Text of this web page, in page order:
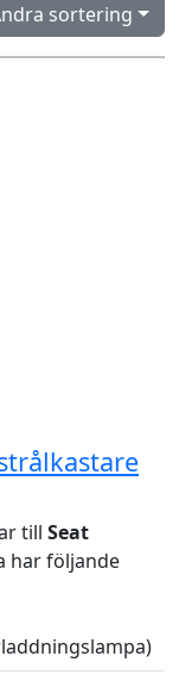
sortering
till Seat
har följande